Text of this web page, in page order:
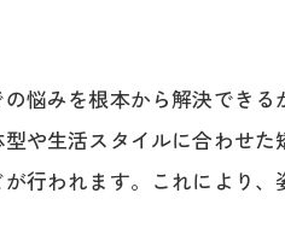
広島県福山市の整骨院で腰痛
整骨院で実践する腰痛ケ
悩みを根本から解決でき
や生活スタイルに合わせ
行われます。これにより